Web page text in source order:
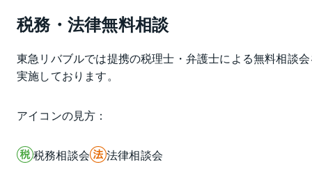
税務・法律無料相談
東急リバブルでは提携の税理士・弁護士による無料相談
実施しております。
アイコンの見方：
税務相談会 法律相談会